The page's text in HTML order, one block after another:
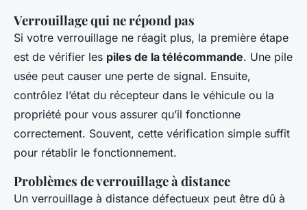
Verrouillage qui ne répond pas
Si votre verrouillage ne réagit plus, la première étape
est de vérifier les piles de la télécommande. Une pile
usée peut causer une perte de signal. Ensuite,
contrôlez l’état du récepteur dans le véhicule ou la
propriété pour vous assurer qu’il fonctionne
correctement. Souvent, cette vérification simple suffit
pour rétablir le fonctionnement.
Problèmes de verrouillage à distance
Un verrouillage à distance défectueux peut être dû à